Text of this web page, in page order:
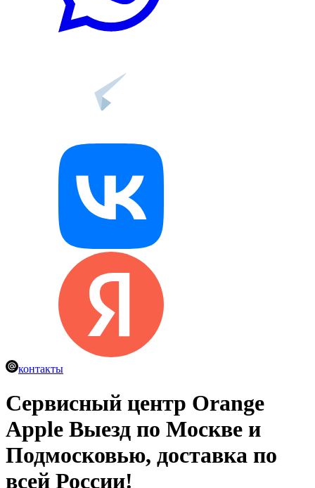
контакты
Сервисный центр Orange
Apple Выезд по Москве и
Подмосковью, доставка по
всей России!